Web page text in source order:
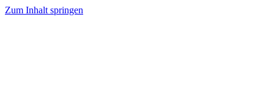
Zum Inhalt springen